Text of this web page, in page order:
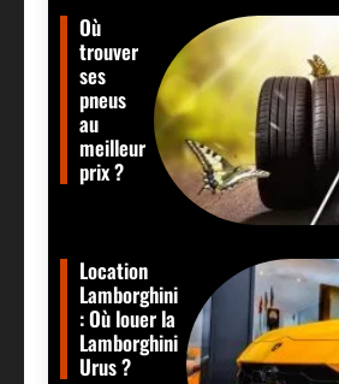
Où
trouver
ses
pneus
au
meilleur
prix ?
Location
Lamborghini
: Où louer la
Lamborghini
Urus ?